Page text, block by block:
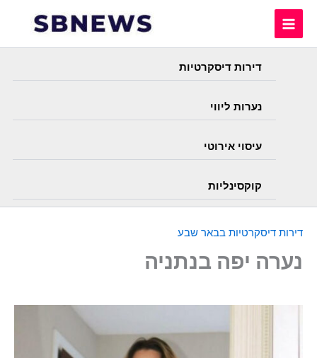
דירות דיסקרטיות
נערות ליווי
עיסוי אירוטי
קוקסינליות
דירות דיסקרטיות בבאר שבע
נערה יפה בנתניה